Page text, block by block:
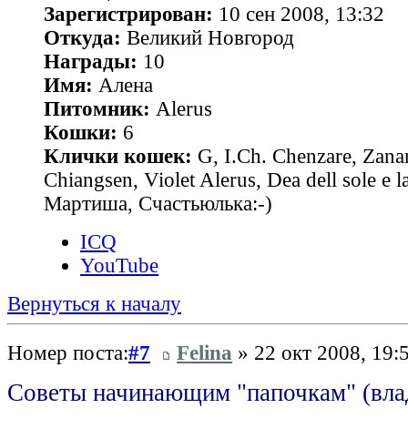
Зарегистрирован: 10 сен 2008, 13:32
Откуда: Великий Новгород
Награды: 10
Имя: Алена
Питомник: Alerus
Кошки: 6
Клички кошек: G, I.Ch. Chenzare,
Chiangsen, Violet Alerus, Dea dell sole e
Мартиша, Счастьюлька:-)
ICQ
YouTube
Вернуться к началу
Номер поста:#7 Felina » 22 окт 2008,
Советы начинающим "папочкам"